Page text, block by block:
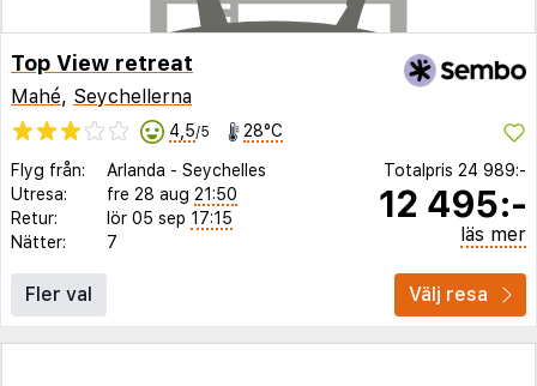
Top View retreat
Mahé, Seychellerna
4,5/5 28°C
Flyg från: Arlanda - Seychelles
Utresa:
fre 28 aug 21:50
Retur:
lör 05 sep 17:15
Nätter:
7
Totalpris 24 989:-
12 495:-
läs mer
Fler val Välj resa